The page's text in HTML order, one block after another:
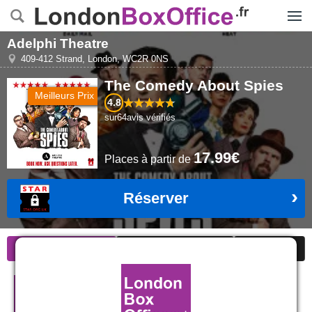
Adelphi Theatre
409-412 Strand, London,WC2R 0NS
Meilleurs Prix
The Comedy About Spies
4.8
sur64avis vérifiés
Places à partir de17.99€
Réserver
The Comedy About Spies à